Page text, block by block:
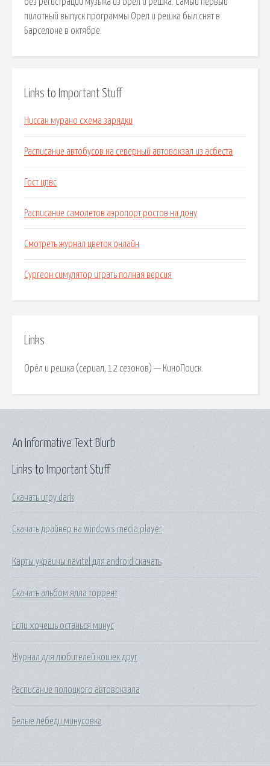
пилотный выпуск программы Орел и решка был снят в
Барселоне в октябре.
Links to Important Stuff
Ниссан мурано схема зарядки
Расписание автобусов на северный автовокзал из асбеста
Гост цпвс
Расписание самолетов аэропорт ростов на дону
Смотреть журнал цветок онлайн
Сургеон симулятор играть полная версия
Links
Орёл и решка (сериал, 12 сезонов) — КиноПоиск.
Links to Important Stuff
Скачать игру dark
Скачать драйвер на windows media player
Карты украины navitel для android скачать
Скачать альбом ялла торрент
Если хочешь останься минус
Журнал для любителей кошек друг
Расписание полоцкого автовокзала
Белые лебеди минусовка
An Informative Text Blurb